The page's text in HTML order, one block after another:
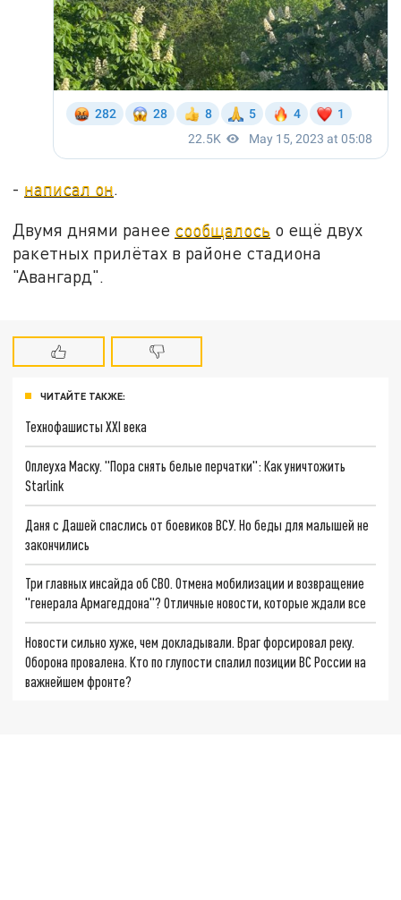
- написал он.
Двумя днями ранее сообщалось о ещё двух
ракетных прилётах в районе стадиона
"Авангард".
ЧИТАЙТЕ ТАКЖЕ:
Технофашисты XXI века
Оплеуха Маску. "Пора снять белые перчатки": Как уничтожить
Starlink
Даня с Дашей спаслись от боевиков ВСУ. Но беды для малышей не
закончились
Три главных инсайда об СВО. Отмена мобилизации и возвращение
"генерала Армагеддона"? Отличные новости, которые ждали все
Новости сильно хуже, чем докладывали. Враг форсировал реку.
Оборона провалена. Кто по глупости спалил позиции ВС России на
важнейшем фронте?